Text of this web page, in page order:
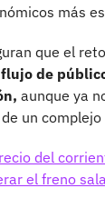
más
que el
de
aunque ya
un complejo
del
el freno